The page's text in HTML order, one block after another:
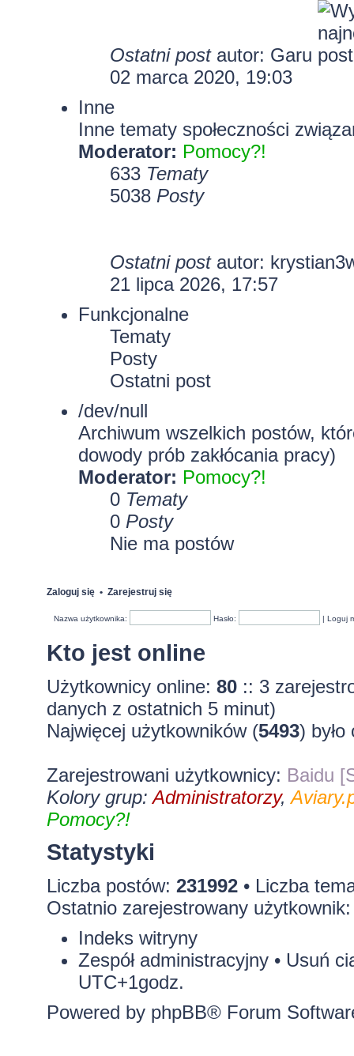
Ostatni postautor: Garu
02 marca 2020, 19:03
Inne
Inne tematy społeczności
Moderator: Pomocy?!
633 Tematy
5038 Posty
Ostatni postautor:
21 lipca 2026, 17:57
Funkcjonalne
Tematy
Posty
Ostatni post
/dev/null
Archiwum wszelkich postów,
dowody prób zakłócania pracy)
Moderator: Pomocy?!
0 Tematy
0 Posty
Nie ma postów
Zaloguj się• Zarejestruj się
Nazwa użytkownika: Hasło: |Loguj
Kto jest online
Użytkownicy online: 80:: 3
danych z ostatnich 5 minut)
Najwięcej użytkowników (5493)
Zarejestrowani użytkownicy: Baidu
Kolory grup:Administratorzy,
Pomocy?!
Statystyki
Liczba postów: 231992• Liczba
Ostatnio zarejestrowany
Indeks witryny
Zespół administracyjny• Usuń
UTC+1godz.
Powered by phpBB® Forum